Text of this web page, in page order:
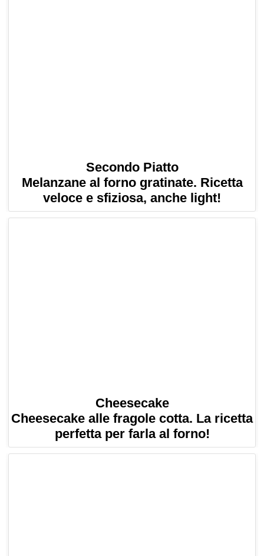
Secondo Piatto
Melanzane al forno gratinate. Ricetta
veloce e sfiziosa, anche light!
Cheesecake
Cheesecake alle fragole cotta. La ricetta
perfetta per farla al forno!